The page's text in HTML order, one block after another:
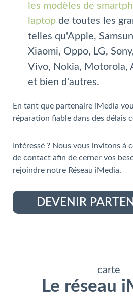
les modèles de
laptop de toutes les
telles qu'Apple,
Xiaomi, Oppo, LG,
Vivo, Nokia, Motorola,
et bien d'autres.
En tant que partenaire iMedia
réparation fiable dans des délais
Intéressé ? Nous vous invitons à
de contact afin de cerner vos
rejoindre notre Réseau iMedia.
DEVENIR
carte
Le réseau